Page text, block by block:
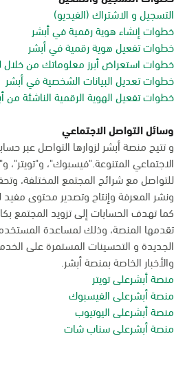
التسجيل و الاشتراك (الفيديو)
خطوات إنشاء هوية رقمية في أبشر
خطوات تفعيل هوية رقمية في أبشر
خطوات استعراض أبرز معلوماتك من خلال
خطوات تعديل البيانات الشخصية في أبشر
خطوات تفعيل الهوية الرقمية الناشئة من
وسائل التواصل الاجتماعي
و تتيح منصة أبشر لزوارها التواصل عبر
الاجتماعي المتنوعة."فيسبوك"،
للتواصل مع شرائح المجتمع المختلفة،
ونشر المعرفة وإنتاج وتصدير محتوى
كما تهدف الحسابات إلى تزويد المجتمع
تقدمها المنصة، وذلك لمساعدة
الجديدة و التحسينات المستمرة على
والأخبار الخاصة بمنصة أبشر.
منصة أبشرعلى تويتر
منصة أبشرعلى الفيسبوك
منصة أبشرعلى اليوتيوب
منصة أبشرعلى سناب شات